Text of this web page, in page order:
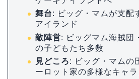
舞台: ビッグ・マムが支配
アイランド
敵陣営: ビッグマム海賊団
の子どもたち多数
見どころ: ビッグ・マムの
ーロット家の多様なキャ